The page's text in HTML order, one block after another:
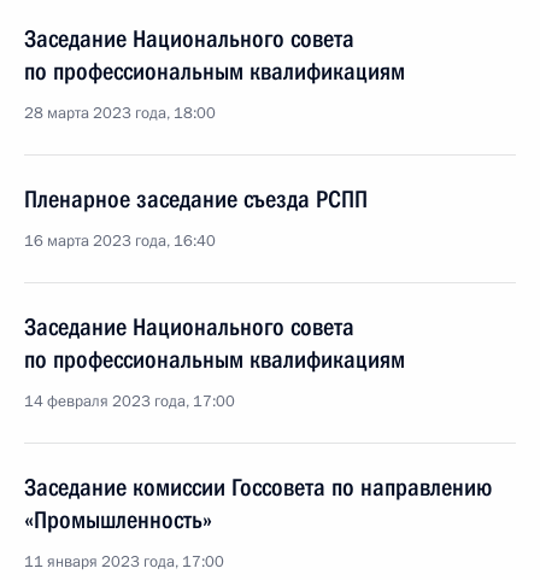
Заседание Национального совета
по профессиональным квалификациям
28 марта 2023 года, 18:00
Пленарное заседание съезда РСПП
16 марта 2023 года, 16:40
Заседание Национального совета
по профессиональным квалификациям
14 февраля 2023 года, 17:00
Заседание комиссии Госсовета по направлению
«Промышленность»
11 января 2023 года, 17:00